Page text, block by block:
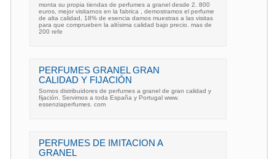
monta su propia tiendas de perfumes a granel desde 2. 800
euros, mejor visitarnos en la fabrica , demostramos el perfume
de alta calidad, 18% de esencia damos muestras a las visitas
para que comprueben la altísima calidad bajo precio. mas de
200 refe
PERFUMES GRANEL GRAN
CALIDAD Y FIJACIÓN
Somos distribuidores de perfumes a granel de gran calidad y
fijación. Servimos a toda España y Portugal www.
essenziaperfumes. com
PERFUMES DE IMITACION A
GRANEL